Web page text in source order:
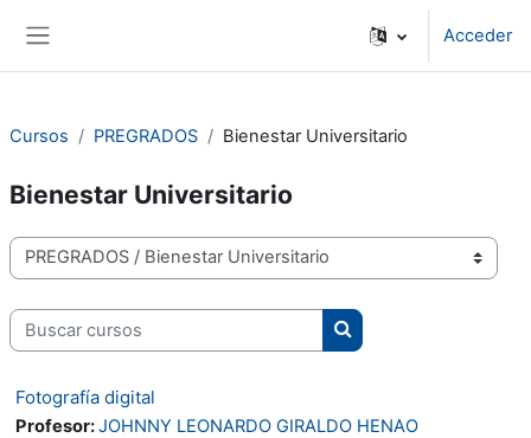
Acceder
Cursos PREGRADOS Bienestar Universitario
Bienestar Universitario
Categorías
Buscar cursos
Buscar cursos
Fotografía digital
Profesor:JOHNNY LEONARDO GIRALDO HENAO